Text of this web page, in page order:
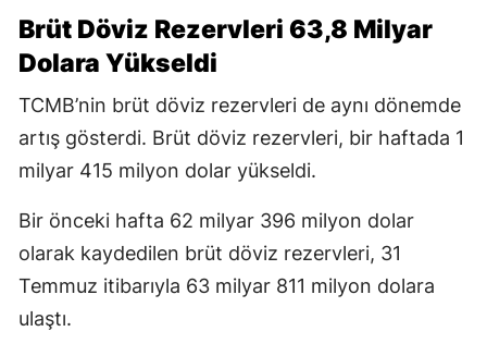
Brüt Döviz Rezervleri 63,8 Milyar
Dolara Yükseldi
TCMB’nin brüt döviz rezervleri de aynı dönemde
artış gösterdi. Brüt döviz rezervleri, bir haftada 1
milyar 415 milyon dolar yükseldi.
Bir önceki hafta 62 milyar 396 milyon dolar
olarak kaydedilen brüt döviz rezervleri, 31
Temmuz itibarıyla 63 milyar 811 milyon dolara
ulaştı.